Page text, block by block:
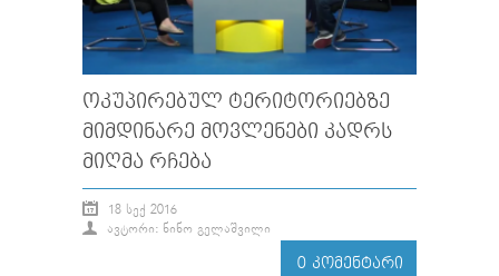
ᲝᲙᲣᲞᲘᲠᲔᲑᲣᲚ ᲢᲔᲠᲘᲢᲝᲠᲘᲔᲑᲖᲔ
ᲛᲘᲛᲓᲘᲜᲐᲠᲔ ᲛᲝᲕᲚᲔᲜᲔᲑᲘ ᲙᲐᲓᲠᲡ
ᲛᲘᲦᲛᲐ ᲠᲩᲔᲑᲐ
18 ᲡᲔᲥ 2016
ᲐᲕᲢᲝᲠᲘ: ᲜᲘᲜᲝ ᲒᲔᲚᲐᲨᲕᲘᲚᲘ
0 ᲙᲝᲛᲔᲜᲢᲐᲠᲘ